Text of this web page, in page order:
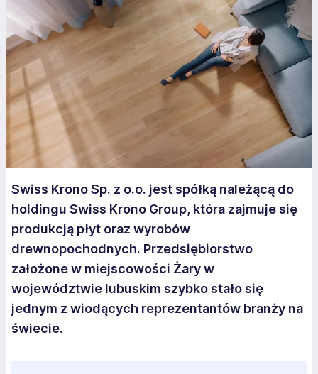
Swiss Krono Sp. z o.o. jest spółką należącą do
holdingu Swiss Krono Group, która zajmuje się
produkcją płyt oraz wyrobów
drewnopochodnych. Przedsiębiorstwo
założone w miejscowości Żary w
województwie lubuskim szybko stało się
jednym z wiodących reprezentantów branży na
świecie.